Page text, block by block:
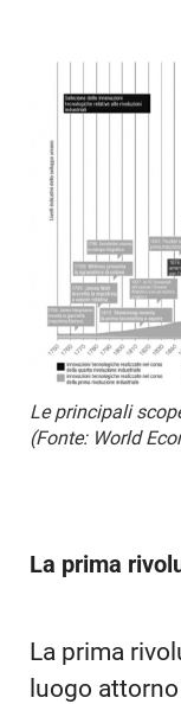
Le principali
(Fonte: World
La prima
La prima
luogo